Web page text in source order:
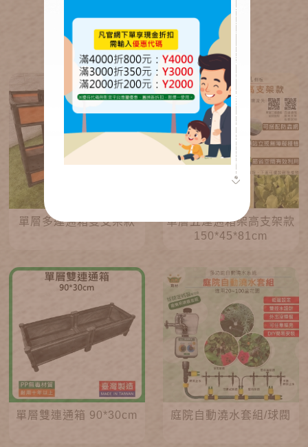
推薦產品
其他人也有買
單層多連通箱雙支架款
單層五連通箱架高支架款
150*45*81cm
單層雙連通箱 90*30cm 庭院自動澆水套組/球閥